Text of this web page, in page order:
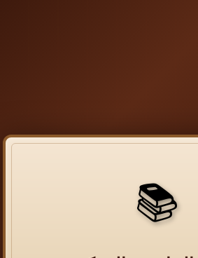
📚